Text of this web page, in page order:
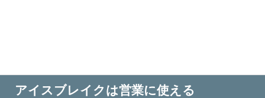
アイスブレイクは営業に使える